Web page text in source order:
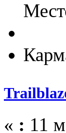
« : 11